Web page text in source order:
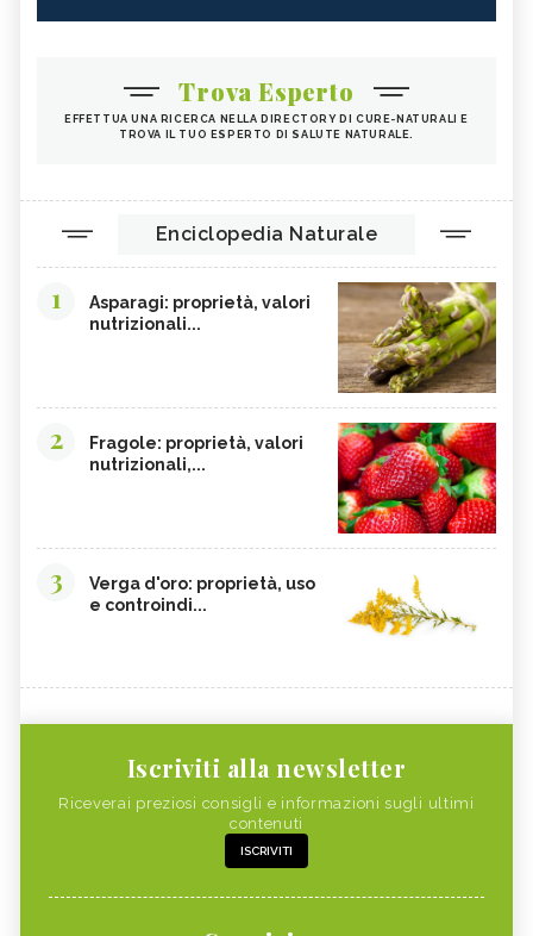
Trova Esperto
EFFETTUA UNA RICERCA NELLA DIRECTORY DI CURE-NATURALI E
TROVA IL TUO ESPERTO DI SALUTE NATURALE.
Enciclopedia Naturale
1
Asparagi: proprietà, valori
nutrizionali...
2
Fragole: proprietà, valori
nutrizionali,...
3
Verga d'oro: proprietà, uso
e controindi...
Iscriviti alla newsletter
Riceverai preziosi consigli e informazioni sugli ultimi
contenuti
ISCRIVITI